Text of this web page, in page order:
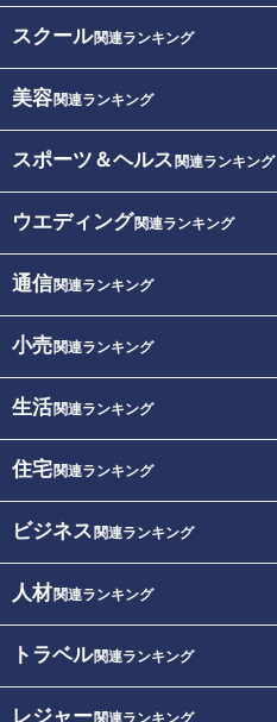
スクール関連ランキング
美容関連ランキング
スポーツ＆ヘルス 関連ランキング
ウエディング関連ランキング
通信関連ランキング
小売関連ランキング
生活関連ランキング
住宅関連ランキング
ビジネス 関連ランキング
人材関連ランキング
トラベル関連ランキング
レジャー